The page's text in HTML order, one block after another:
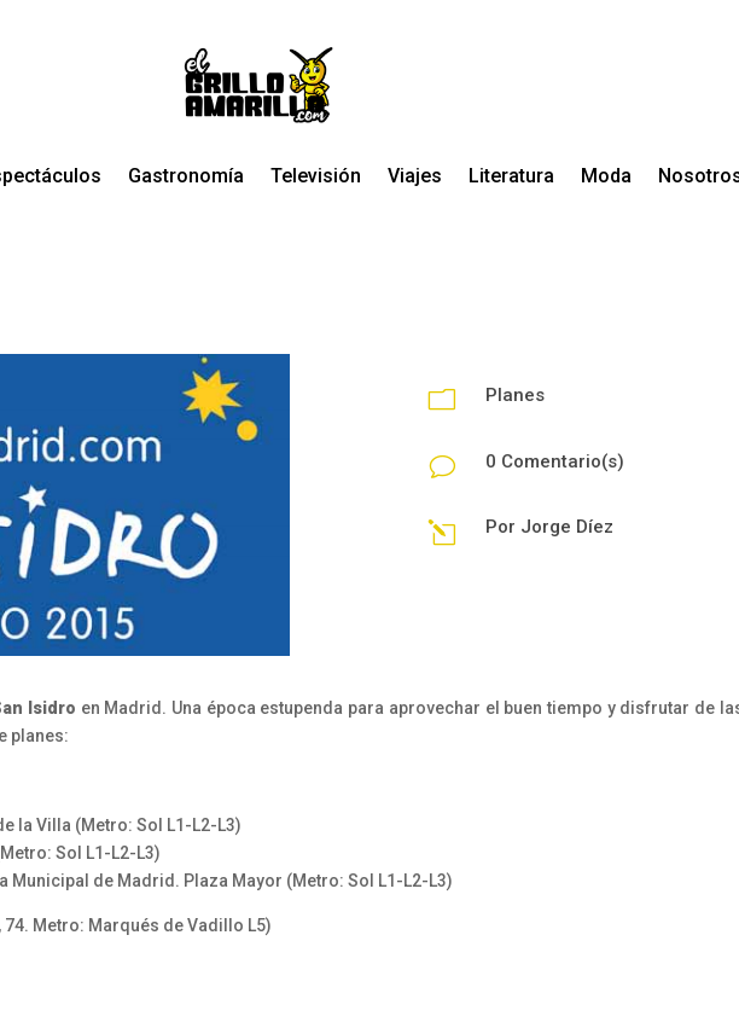
Gastronomía Televisión Viajes Literatura Moda
m Planes
v 0 Comentario(s)
l Por Jorge Díez
Isidro en Madrid. Una época estupenda para aprovechar el buen tiempo y disfrutar de
planes:
la Villa (Metro: Sol L1-L2-L3)
Sol L1-L2-L3)
Municipal de Madrid. Plaza Mayor (Metro: Sol L1-L2-L3)
Metro: Marqués de Vadillo L5)